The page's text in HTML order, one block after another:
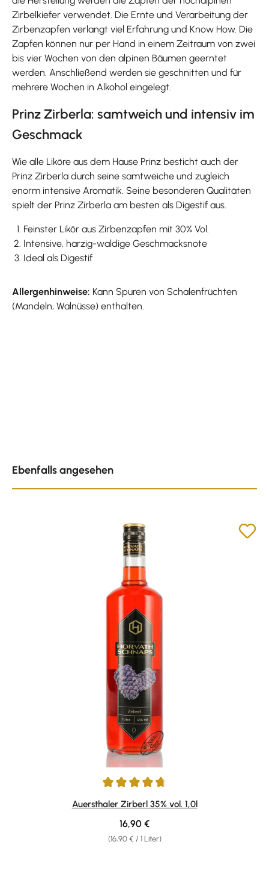
Zirbelkiefer verwendet. Die Ernte und Verarbeitung der
Zirbenzapfen verlangt viel Erfahrung und Know How. Die
Zapfen können nur per Hand in einem Zeitraum von zwei
bis vier Wochen von den alpinen Bäumen geerntet
werden. Anschließend werden sie geschnitten und für
mehrere Wochen in Alkohol eingelegt.
Prinz Zirberla: samtweich und intensiv im
Geschmack
Wie alle Liköre aus dem Hause Prinz besticht auch der
Prinz Zirberla durch seine samtweiche und zugleich
enorm intensive Aromatik. Seine besonderen Qualitäten
spielt der Prinz Zirberla am besten als Digestif aus.
Feinster Likör aus Zirbenzapfen mit 30% Vol.
Intensive, harzig-waldige Geschmacksnote
Ideal als Digestif
Allergenhinweise: Kann Spuren von Schalenfrüchten
(Mandeln, Walnüsse) enthalten.
Ebenfalls angesehen
Durchschnittliche Bewertung von 4.83 von 5 Sternen
Auersthaler Zirberl 35% vol. 1,0l
(16,90 € / 1 Liter)
Regulärer Preis:
16,90 €